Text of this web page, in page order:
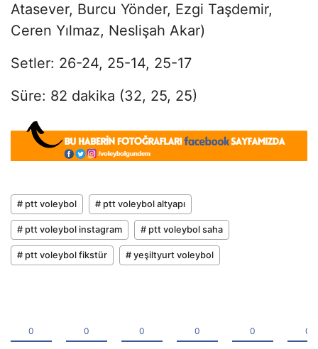
Atasever, Burcu Yönder, Ezgi Taşdemir,
Ceren Yılmaz, Neslişah Akar)
Setler: 26-24, 25-14, 25-17
Süre: 82 dakika (32, 25, 25)
# ptt voleybol # ptt voleybol altyapı
# ptt voleybol instagram # ptt voleybol saha
# ptt voleybol fikstür # yeşiltyurt voleybol